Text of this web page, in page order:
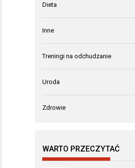
Dieta
Inne
Treningi na odchudzanie
Uroda
Zdrowie
WARTO PRZECZYTAĆ